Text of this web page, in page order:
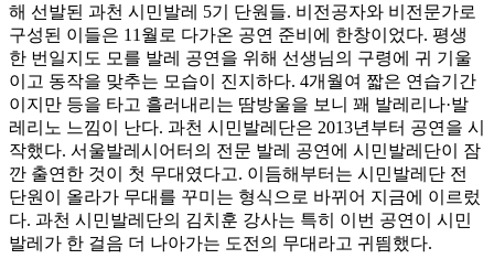
해 선발된 과천 시민발레 5기 단원들. 비전공자와 비전문가로
구성된 이들은 11월로 다가온 공연 준비에 한창이었다. 평생
한 번일지도 모를 발레 공연을 위해 선생님의 구령에 귀 기울
이고 동작을 맞추는 모습이 진지하다. 4개월여 짧은 연습기간
이지만 등을 타고 흘러내리는 땀방울을 보니 꽤 발레리나·발
레리노 느낌이 난다. 과천 시민발레단은 2013년부터 공연을 시
작했다. 서울발레시어터의 전문 발레 공연에 시민발레단이 잠
깐 출연한 것이 첫 무대였다고. 이듬해부터는 시민발레단 전
단원이 올라가 무대를 꾸미는 형식으로 바뀌어 지금에 이르렀
다. 과천 시민발레단의 김치훈 강사는 특히 이번 공연이 시민
발레가 한 걸음 더 나아가는 도전의 무대라고 귀띔했다.